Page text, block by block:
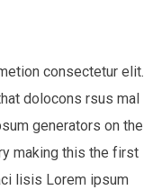
consectetur elit.
dolocons rsus mal
generators on the
making this the first
lisis Lorem ipsum